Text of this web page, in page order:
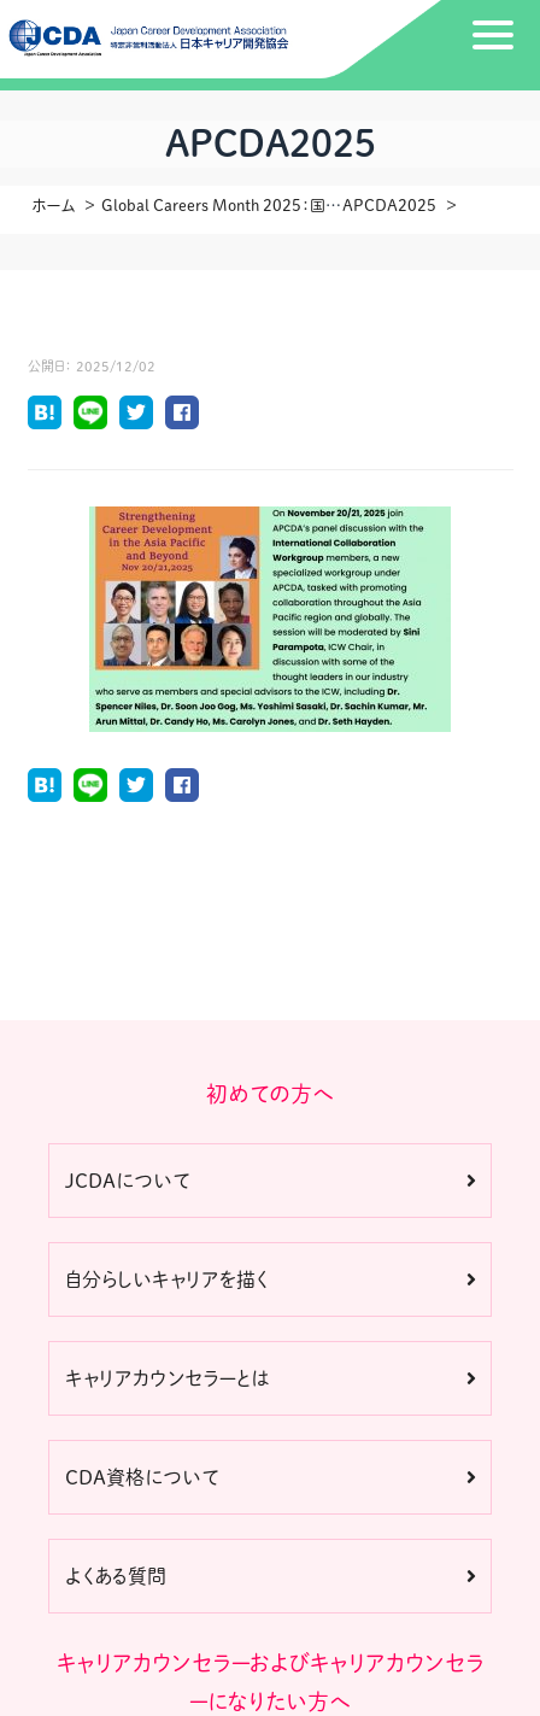
APCDA2025
ホーム Global Careers Month 2025：国際パネルから見えた“キャリア開発の未来APCDA2025
公開日： 2025/12/02
初めての方へ
JCDAについて
自分らしいキャリアを描く
キャリアカウンセラーとは
CDA資格について
よくある質問
キャリアカウンセラーおよびキャリアカウンセラ
ーになりたい方へ